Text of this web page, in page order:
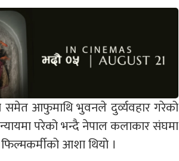
समेत आफुमाथि भुवनले दुर्व्यवहार गरेको
परेको भन्दै नेपाल कलाकार संघमा
आशा थियो ।